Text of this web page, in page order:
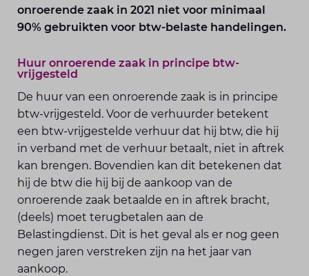
onroerende zaak in 2021 niet voor minimaal
90% gebruikten voor btw-belaste handelingen.
Huur onroerende zaak in principe btw-
vrijgesteld
De huur van een onroerende zaak is in principe
btw-vrijgesteld. Voor de verhuurder betekent
een btw-vrijgestelde verhuur dat hij btw, die hij
in verband met de verhuur betaalt, niet in aftrek
kan brengen. Bovendien kan dit betekenen dat
hij de btw die hij bij de aankoop van de
onroerende zaak betaalde en in aftrek bracht,
(deels) moet terugbetalen aan de
Belastingdienst. Dit is het geval als er nog geen
negen jaren verstreken zijn na het jaar van
aankoop.